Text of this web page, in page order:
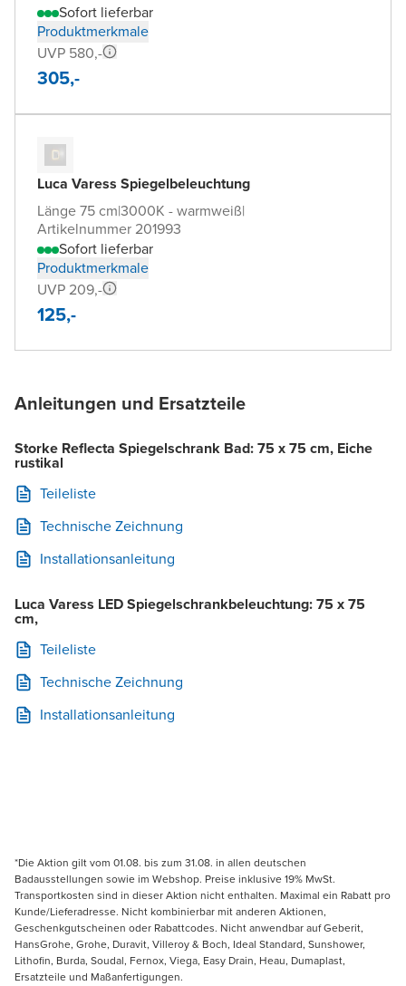
Sofort lieferbar
Produktmerkmale
UVP 580,-
305,-
Luca Varess Spiegelbeleuchtung
Länge 75 cm|3000K - warmweiß|
Artikelnummer 201993
Sofort lieferbar
Produktmerkmale
UVP 209,-
125,-
Anleitungen und Ersatzteile
Storke Reflecta Spiegelschrank Bad: 75 x 75 cm, Eiche
rustikal
Teileliste
Technische Zeichnung
Installationsanleitung
Luca Varess LED Spiegelschrankbeleuchtung: 75 x 75
cm,
Teileliste
Technische Zeichnung
Installationsanleitung
*Die Aktion gilt vom 01.08. bis zum 31.08. in allen deutschen
Badausstellungen sowie im Webshop. Preise inklusive 19% MwSt.
Transportkosten sind in dieser Aktion nicht enthalten. Maximal ein Rabatt pro
Kunde/Lieferadresse. Nicht kombinierbar mit anderen Aktionen,
Geschenkgutscheinen oder Rabattcodes. Nicht anwendbar auf Geberit,
HansGrohe, Grohe, Duravit, Villeroy & Boch, Ideal Standard, Sunshower,
Lithofin, Burda, Soudal, Fernox, Viega, Easy Drain, Heau, Dumaplast,
Ersatzteile und Maßanfertigungen.